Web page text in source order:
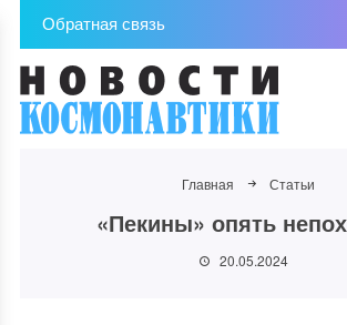
Обратная связь
Главная Статьи
«Пекины» опять
20.05.2024